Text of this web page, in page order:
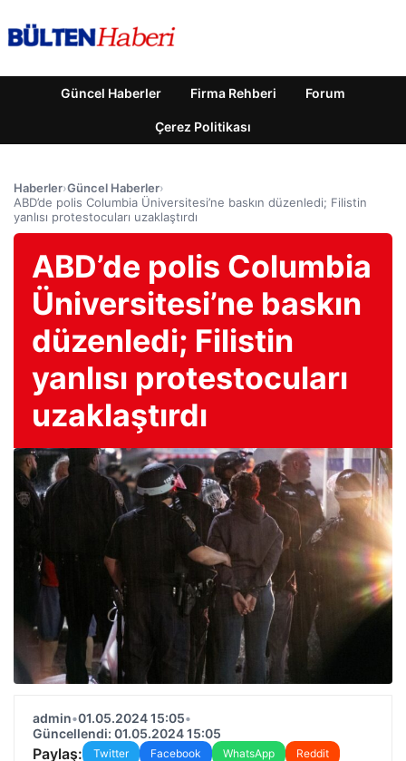
Güncel Haberler Firma Rehberi Forum
Çerez Politikası
Haberler›Güncel Haberler›
ABD’de polis Columbia Üniversitesi’ne baskın düzenledi; Filistin
yanlısı protestocuları uzaklaştırdı
ABD’de polis Columbia
Üniversitesi’ne baskın
düzenledi; Filistin
yanlısı protestocuları
uzaklaştırdı
admin•01.05.2024 15:05•
Güncellendi: 01.05.2024 15:05
Paylaş: Twitter Facebook WhatsApp
Reddit